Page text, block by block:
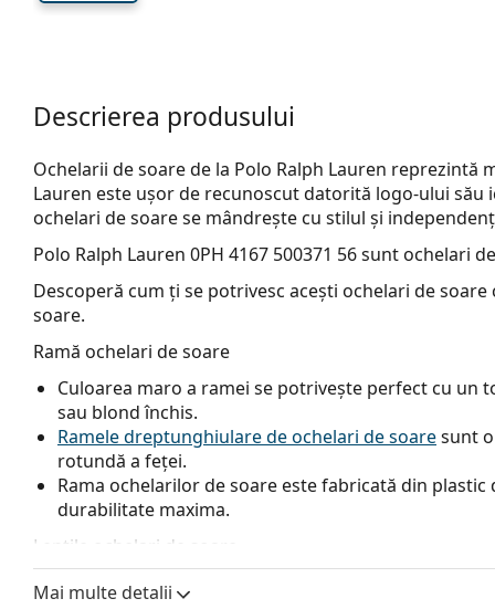
Descrierea produsului
Ochelarii de soare de la Polo Ralph Lauren reprezintă
Lauren este ușor de recunoscut datorită logo-ului său
ochelari de soare se mândrește cu stilul și
Polo Ralph Lauren 0PH 4167 500371 56sunt ochelari
Descoperă cum ți se potrivesc acești ochelari de
soare.
Ramă ochelari de soare
Culoarea maro a ramei se potrivește perfect cu un
sau blond închis.
Ramele dreptunghiulare de ochelari de soaresunt
rotundă a feței.
Rama ochelarilor de soare este fabricată din
durabilitate maxima.
Lentile ochelari de soare
Lentilele verzi reduc intensitatea luminii fără a
Mai multe detalii